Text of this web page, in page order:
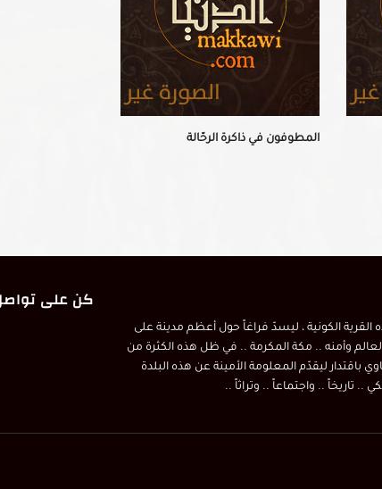
المطوفون في ذاكرة الرحّالة
الكونية ، ليسدّ فراغاً حول أعظم مدينة على
وأمنه .. مكة المكرمة .. في ظل هذه الكثرة من
باقتدار ليقدّم المعلومة الأمينة عن هذه البلدة
تاريخاً .. واجتماعاً .. وتراثاً ..
كن على